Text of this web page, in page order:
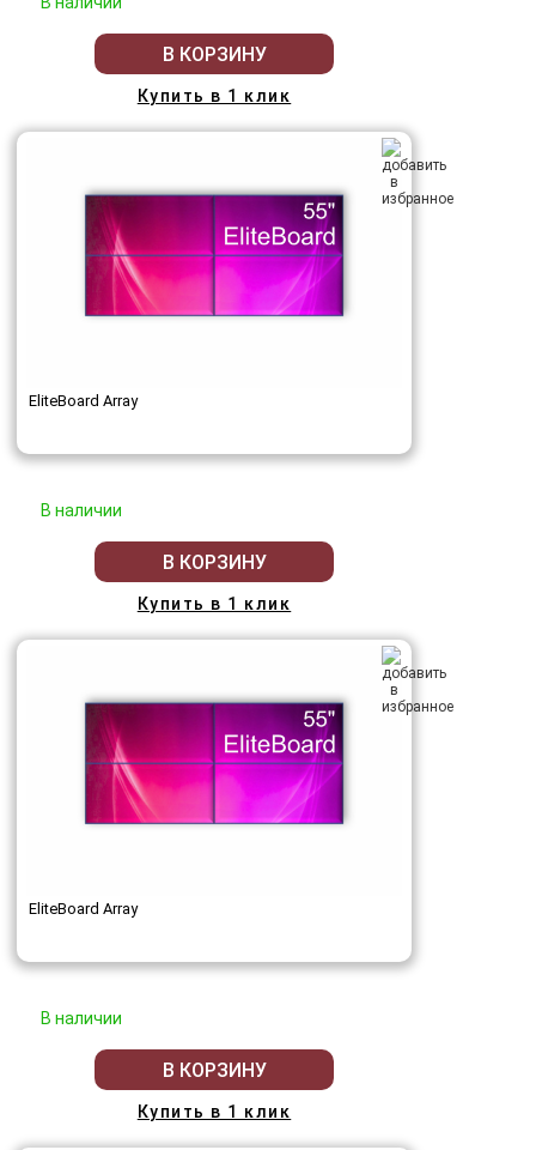
В КОРЗИНУ
Купить в 1 клик
EliteBoard Array
В наличии
В КОРЗИНУ
Купить в 1 клик
EliteBoard Array
В наличии
В КОРЗИНУ
Купить в 1 клик